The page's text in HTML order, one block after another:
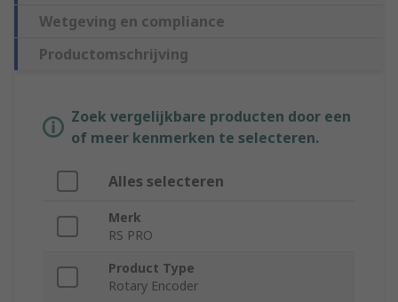
Wetgeving en compliance
Productomschrijving
Zoek vergelijkbare producten door een
of meer kenmerken te selecteren.
Alles selecteren
Merk
RS PRO
Product Type
Rotary Encoder